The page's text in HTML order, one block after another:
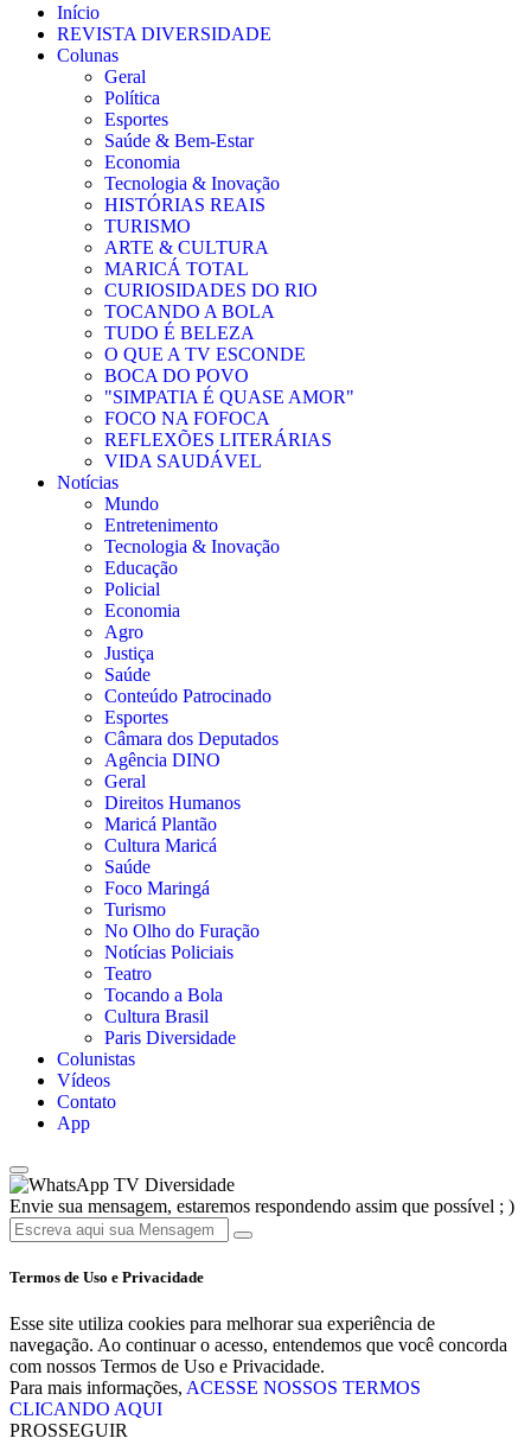
Início
REVISTA DIVERSIDADE
Colunas
Geral
Política
Esportes
Saúde & Bem-Estar
Economia
Tecnologia & Inovação
HISTÓRIAS REAIS
TURISMO
ARTE & CULTURA
MARICÁ TOTAL
CURIOSIDADES DO RIO
TOCANDO A BOLA
TUDO É BELEZA
O QUE A TV ESCONDE
BOCA DO POVO
"SIMPATIA É QUASE AMOR"
FOCO NA FOFOCA
REFLEXÕES LITERÁRIAS
VIDA SAUDÁVEL
Notícias
Mundo
Entretenimento
Tecnologia & Inovação
Educação
Policial
Economia
Agro
Justiça
Saúde
Conteúdo Patrocinado
Esportes
Câmara dos Deputados
Agência DINO
Geral
Direitos Humanos
Maricá Plantão
Cultura Maricá
Saúde
Foco Maringá
Turismo
No Olho do Furação
Notícias Policiais
Teatro
Tocando a Bola
Cultura Brasil
Paris Diversidade
Colunistas
Vídeos
Contato
App
TV Diversidade
Envie sua mensagem, estaremos respondendo assim que possível ; )
Termos de Uso e Privacidade
Esse site utiliza cookies para melhorar sua experiência de
navegação. Ao continuar o acesso, entendemos que você concorda
com nossos Termos de Uso e Privacidade.
Para mais informações, ACESSE NOSSOS TERMOS
CLICANDO AQUI
PROSSEGUIR